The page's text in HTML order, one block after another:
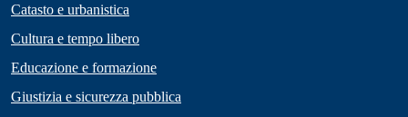
Catasto e urbanistica
Cultura e tempo libero
Educazione e formazione
Giustizia e sicurezza pubblica